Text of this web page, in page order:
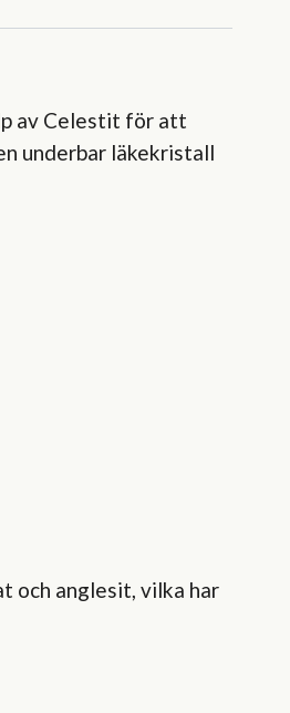
av Celestit för att
underbar läkekristall
och anglesit, vilka har